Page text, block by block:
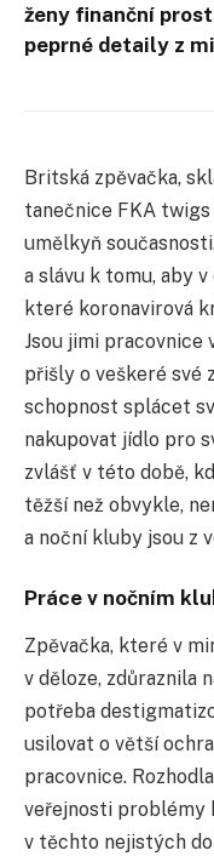
ženy finanční
peprné detaily z
Britská zpěvačka,
tanečnice FKA
umělkyň
a slávu k tomu, aby
které koronavirová
Jsou jimi pracovnice
přišly o veškeré své
schopnost splácet
nakupovat jídlo pro
zvlášť v této době,
těžší než obvykle,
a noční kluby jsou z
Práce v nočním
Zpěvačka, které v
v děloze, zdůraznila
potřeba
usilovat o větší
pracovnice.
veřejnosti problémy
v těchto nejistých